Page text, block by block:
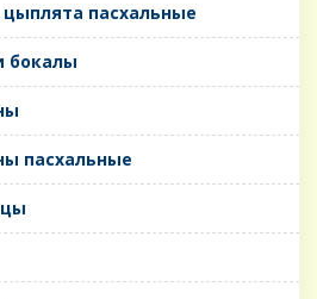
пасхальные
бокалы
пасхальные